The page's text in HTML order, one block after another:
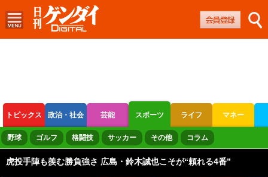
トピックス 政治・社会 芸能 スポーツ ライフ マネー
ボートレース 競輪 オートレース
野球 ゴルフ 格闘技 サッカー その他 コラム
虎投手陣も羨む勝負強さ 広島・鈴木誠也こそが“頼れる4番”